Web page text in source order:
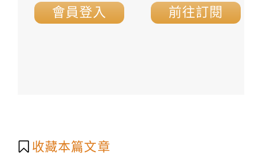
會員登入 前往訂閱
收藏本篇文章